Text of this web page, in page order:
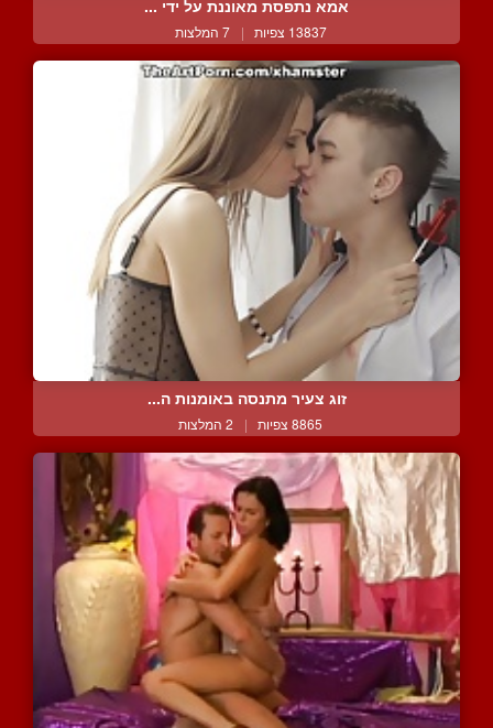
אמא נתפסת מאוננת על ידי ...
13837 צפיות | 7 המלצות
זוג צעיר מתנסה באומנות ה...
8865 צפיות | 2 המלצות